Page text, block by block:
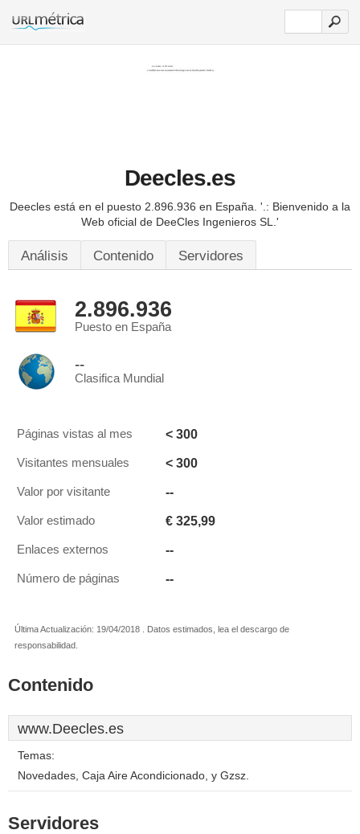
Deecles.es
Deecles está en el puesto 2.896.936 en España. '.: Bienvenido a la
Web oficial de DeeCles Ingenieros SL.'
Análisis Contenido Servidores
2.896.936
Puesto en España
--
Clasifica Mundial
Páginas vistas al mes < 300
Visitantes mensuales < 300
Valor por visitante --
Valor estimado € 325,99
Enlaces externos --
Número de páginas --
Última Actualización: 19/04/2018 . Datos estimados, lea el descargo de
responsabilidad.
Contenido
www.Deecles.es
Temas:
Novedades, Caja Aire Acondicionado, y Gzsz.
Servidores